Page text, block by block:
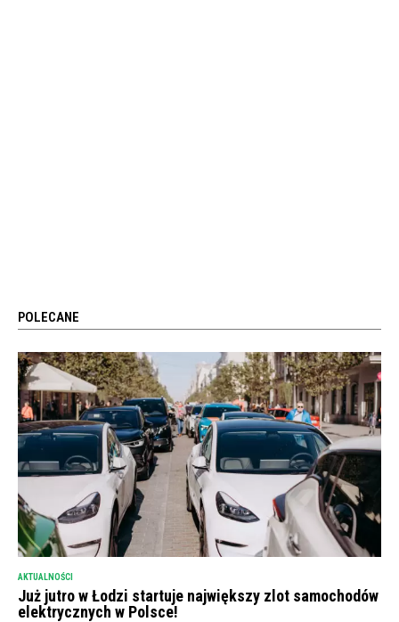
POLECANE
AKTUALNOŚCI
Już jutro w Łodzi startuje największy zlot samochodów
elektrycznych w Polsce!